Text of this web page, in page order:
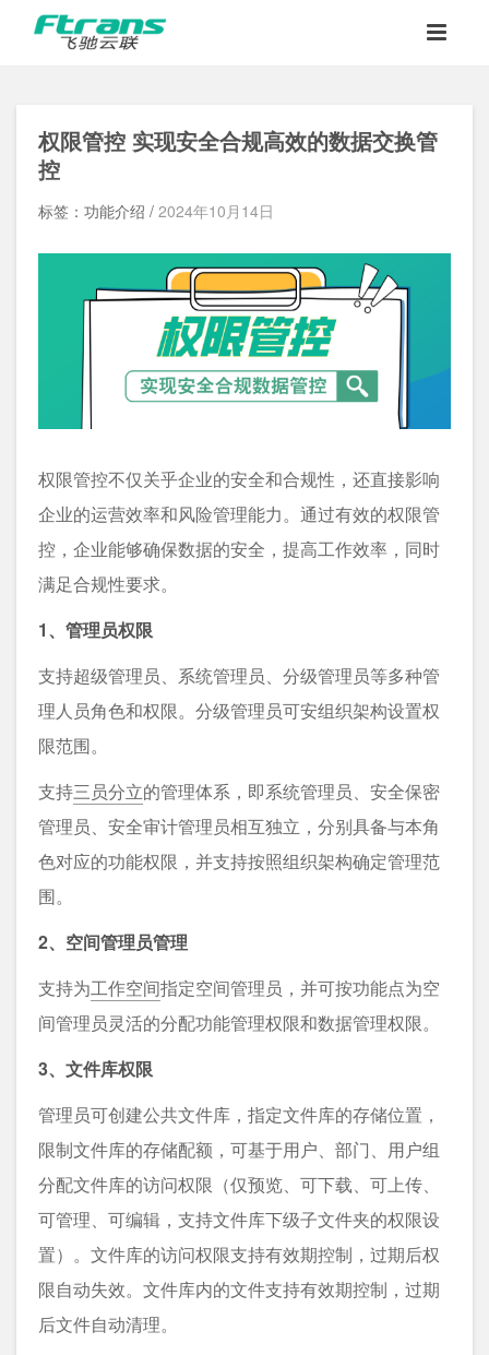
权限管控 实现安全合规高效的数据交换管
控
标签：功能介绍 / 2024年10月14日
权限管控不仅关乎企业的安全和合规性，还直接影响
企业的运营效率和风险管理能力。通过有效的权限管
控，企业能够确保数据的安全，提高工作效率，同时
满足合规性要求。
1、管理员权限
支持超级管理员、系统管理员、分级管理员等多种管
理人员角色和权限。分级管理员可安组织架构设置权
限范围。
支持三员分立的管理体系，即系统管理员、安全保密
管理员、安全审计管理员相互独立，分别具备与本角
色对应的功能权限，并支持按照组织架构确定管理范
围。
2、空间管理员管理
支持为工作空间指定空间管理员，并可按功能点为空
间管理员灵活的分配功能管理权限和数据管理权限。
3、文件库权限
管理员可创建公共文件库，指定文件库的存储位置，
限制文件库的存储配额，可基于用户、部门、用户组
分配文件库的访问权限（仅预览、可下载、可上传、
可管理、可编辑，支持文件库下级子文件夹的权限设
置）。文件库的访问权限支持有效期控制，过期后权
限自动失效。文件库内的文件支持有效期控制，过期
后文件自动清理。